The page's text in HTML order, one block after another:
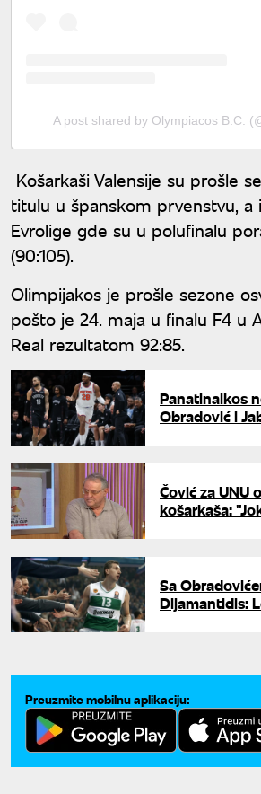
A post shared by Olympiacos B.C.
Košarkaši Valensije su prošle
titulu u španskom prvenstvu, a
Evrolige gde su u polufinalu
(90:105).
Olimpijakos je prošle sezone
pošto je 24. maja u finalu F4 u
Real rezultatom 92:85.
Panatinaikos
Obradović i
Čović za UNU
košarkaša:
Sa
Dijamantidis:
Preuzmite mobilnu aplikaciju: